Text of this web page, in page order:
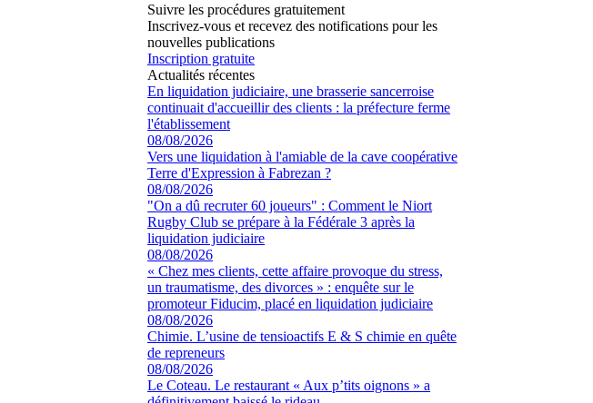
Suivre les procédures gratuitement
Inscrivez-vous et recevez des notifications pour les
nouvelles publications
Inscription gratuite
Actualités récentes
En liquidation judiciaire, une brasserie sancerroise
continuait d'accueillir des clients : la préfecture ferme
l'établissement
08/08/2026
Vers une liquidation à l'amiable de la cave coopérative
Terre d'Expression à Fabrezan ?
08/08/2026
"On a dû recruter 60 joueurs" : Comment le Niort
Rugby Club se prépare à la Fédérale 3 après la
liquidation judiciaire
08/08/2026
« Chez mes clients, cette affaire provoque du stress,
un traumatisme, des divorces » : enquête sur le
promoteur Fiducim, placé en liquidation judiciaire
08/08/2026
Chimie. L’usine de tensioactifs E & S chimie en quête
de repreneurs
08/08/2026
Le Coteau. Le restaurant « Aux p’tits oignons » a